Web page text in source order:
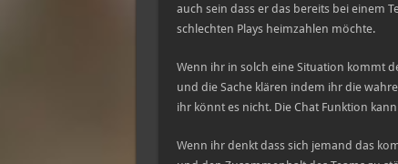
auch sein dass er das bereits bei einem
schlechten Plays heimzahlen möchte.
Wenn ihr in solch eine Situation kommt
und die Sache klären indem ihr die
ihr könnt es nicht. Die Chat Funktion
Wenn ihr denkt dass sich jemand das